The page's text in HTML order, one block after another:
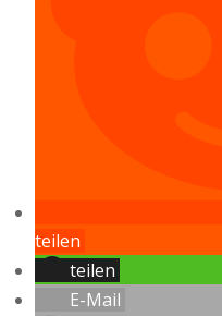
teilen
teilen
E-Mail